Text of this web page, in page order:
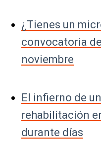
¿Tienes un
convocatoria
noviembre
El infierno de
rehabilitación
durante días